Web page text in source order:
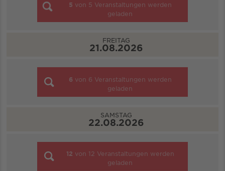
5 von 5 Veranstaltungen werden
geladen
FREITAG
21.08.2026
6 von 6 Veranstaltungen werden
geladen
SAMSTAG
22.08.2026
12 von 12 Veranstaltungen werden
geladen